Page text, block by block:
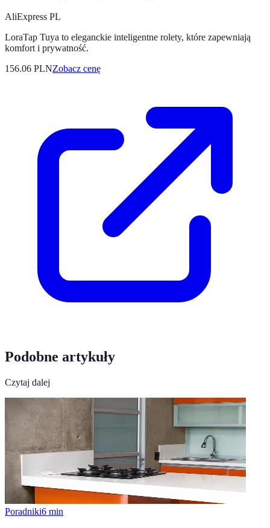
AliExpress PL
LoraTap Tuya to eleganckie inteligentne rolety, które zapewniają
komfort i prywatność.
156.06 PLNZobacz cenę
Podobne artykuły
Czytaj dalej
Poradniki6 min